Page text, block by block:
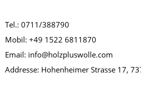
Tel.: 0711/388790
Mobil: +49 1522 6811870
Email: info@holzpluswolle.com
Addresse: Hohenheimer Strasse 17,